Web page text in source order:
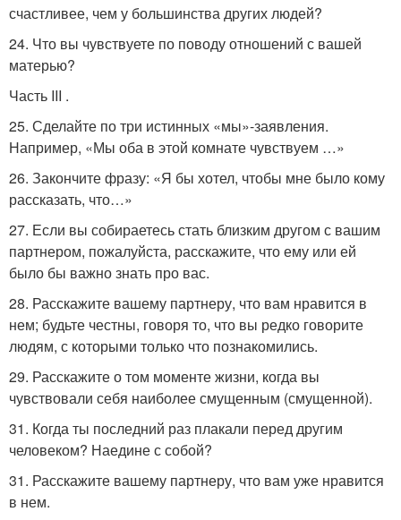
счастливее, чем у большинства других людей?
24. Что вы чувствуете по поводу отношений с вашей
матерью?
Часть III .
25. Сделайте по три истинных «мы»-заявления.
Например, «Мы оба в этой комнате чувствуем …»
26. Закончите фразу: «Я бы хотел, чтобы мне было кому
рассказать, что…»
27. Если вы собираетесь стать близким другом с вашим
партнером, пожалуйста, расскажите, что ему или ей
было бы важно знать про вас.
28. Расскажите вашему партнеру, что вам нравится в
нем; будьте честны, говоря то, что вы редко говорите
людям, с которыми только что познакомились.
29. Расскажите о том моменте жизни, когда вы
чувствовали себя наиболее смущенным (смущенной).
31. Когда ты последний раз плакали перед другим
человеком? Наедине с собой?
31. Расскажите вашему партнеру, что вам уже нравится
в нем.